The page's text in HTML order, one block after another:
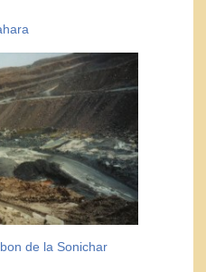
de la Sonichar